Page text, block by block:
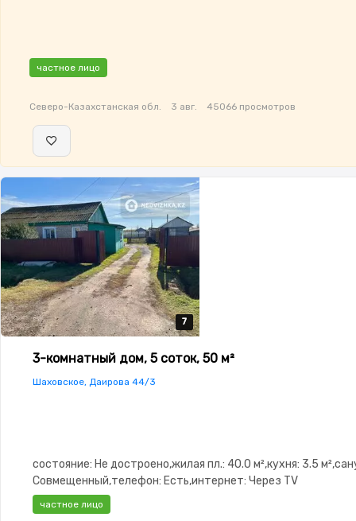
частное лицо
Северо-Казахстанская обл. 3 авг. 45066 просмотров
7
7
7
7
7
3-комнатный дом, 5 соток, 50 м²
Шаховское, Даирова 44/3
состояние: Не достроено,жилая пл.: 40.0 м²,кухня: 3.5
Совмещенный,телефон: Есть,интернет: Через TV
кабель,Навес,Баня,Хозпостройки
частное лицо